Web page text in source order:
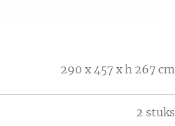
290 x 457 x h 267 cm
2 stuks